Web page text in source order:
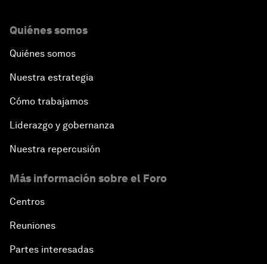
Quiénes somos
Quiénes somos
Nuestra estrategia
Cómo trabajamos
Liderazgo y gobernanza
Nuestra repercusión
Más información sobre el Foro
Centros
Reuniones
Partes interesadas